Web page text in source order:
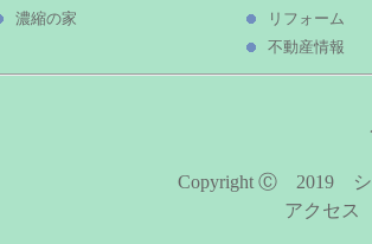
濃縮の家
リフォーム
不動産情報
Copyright Ⓒ 2019 シ
アクセス